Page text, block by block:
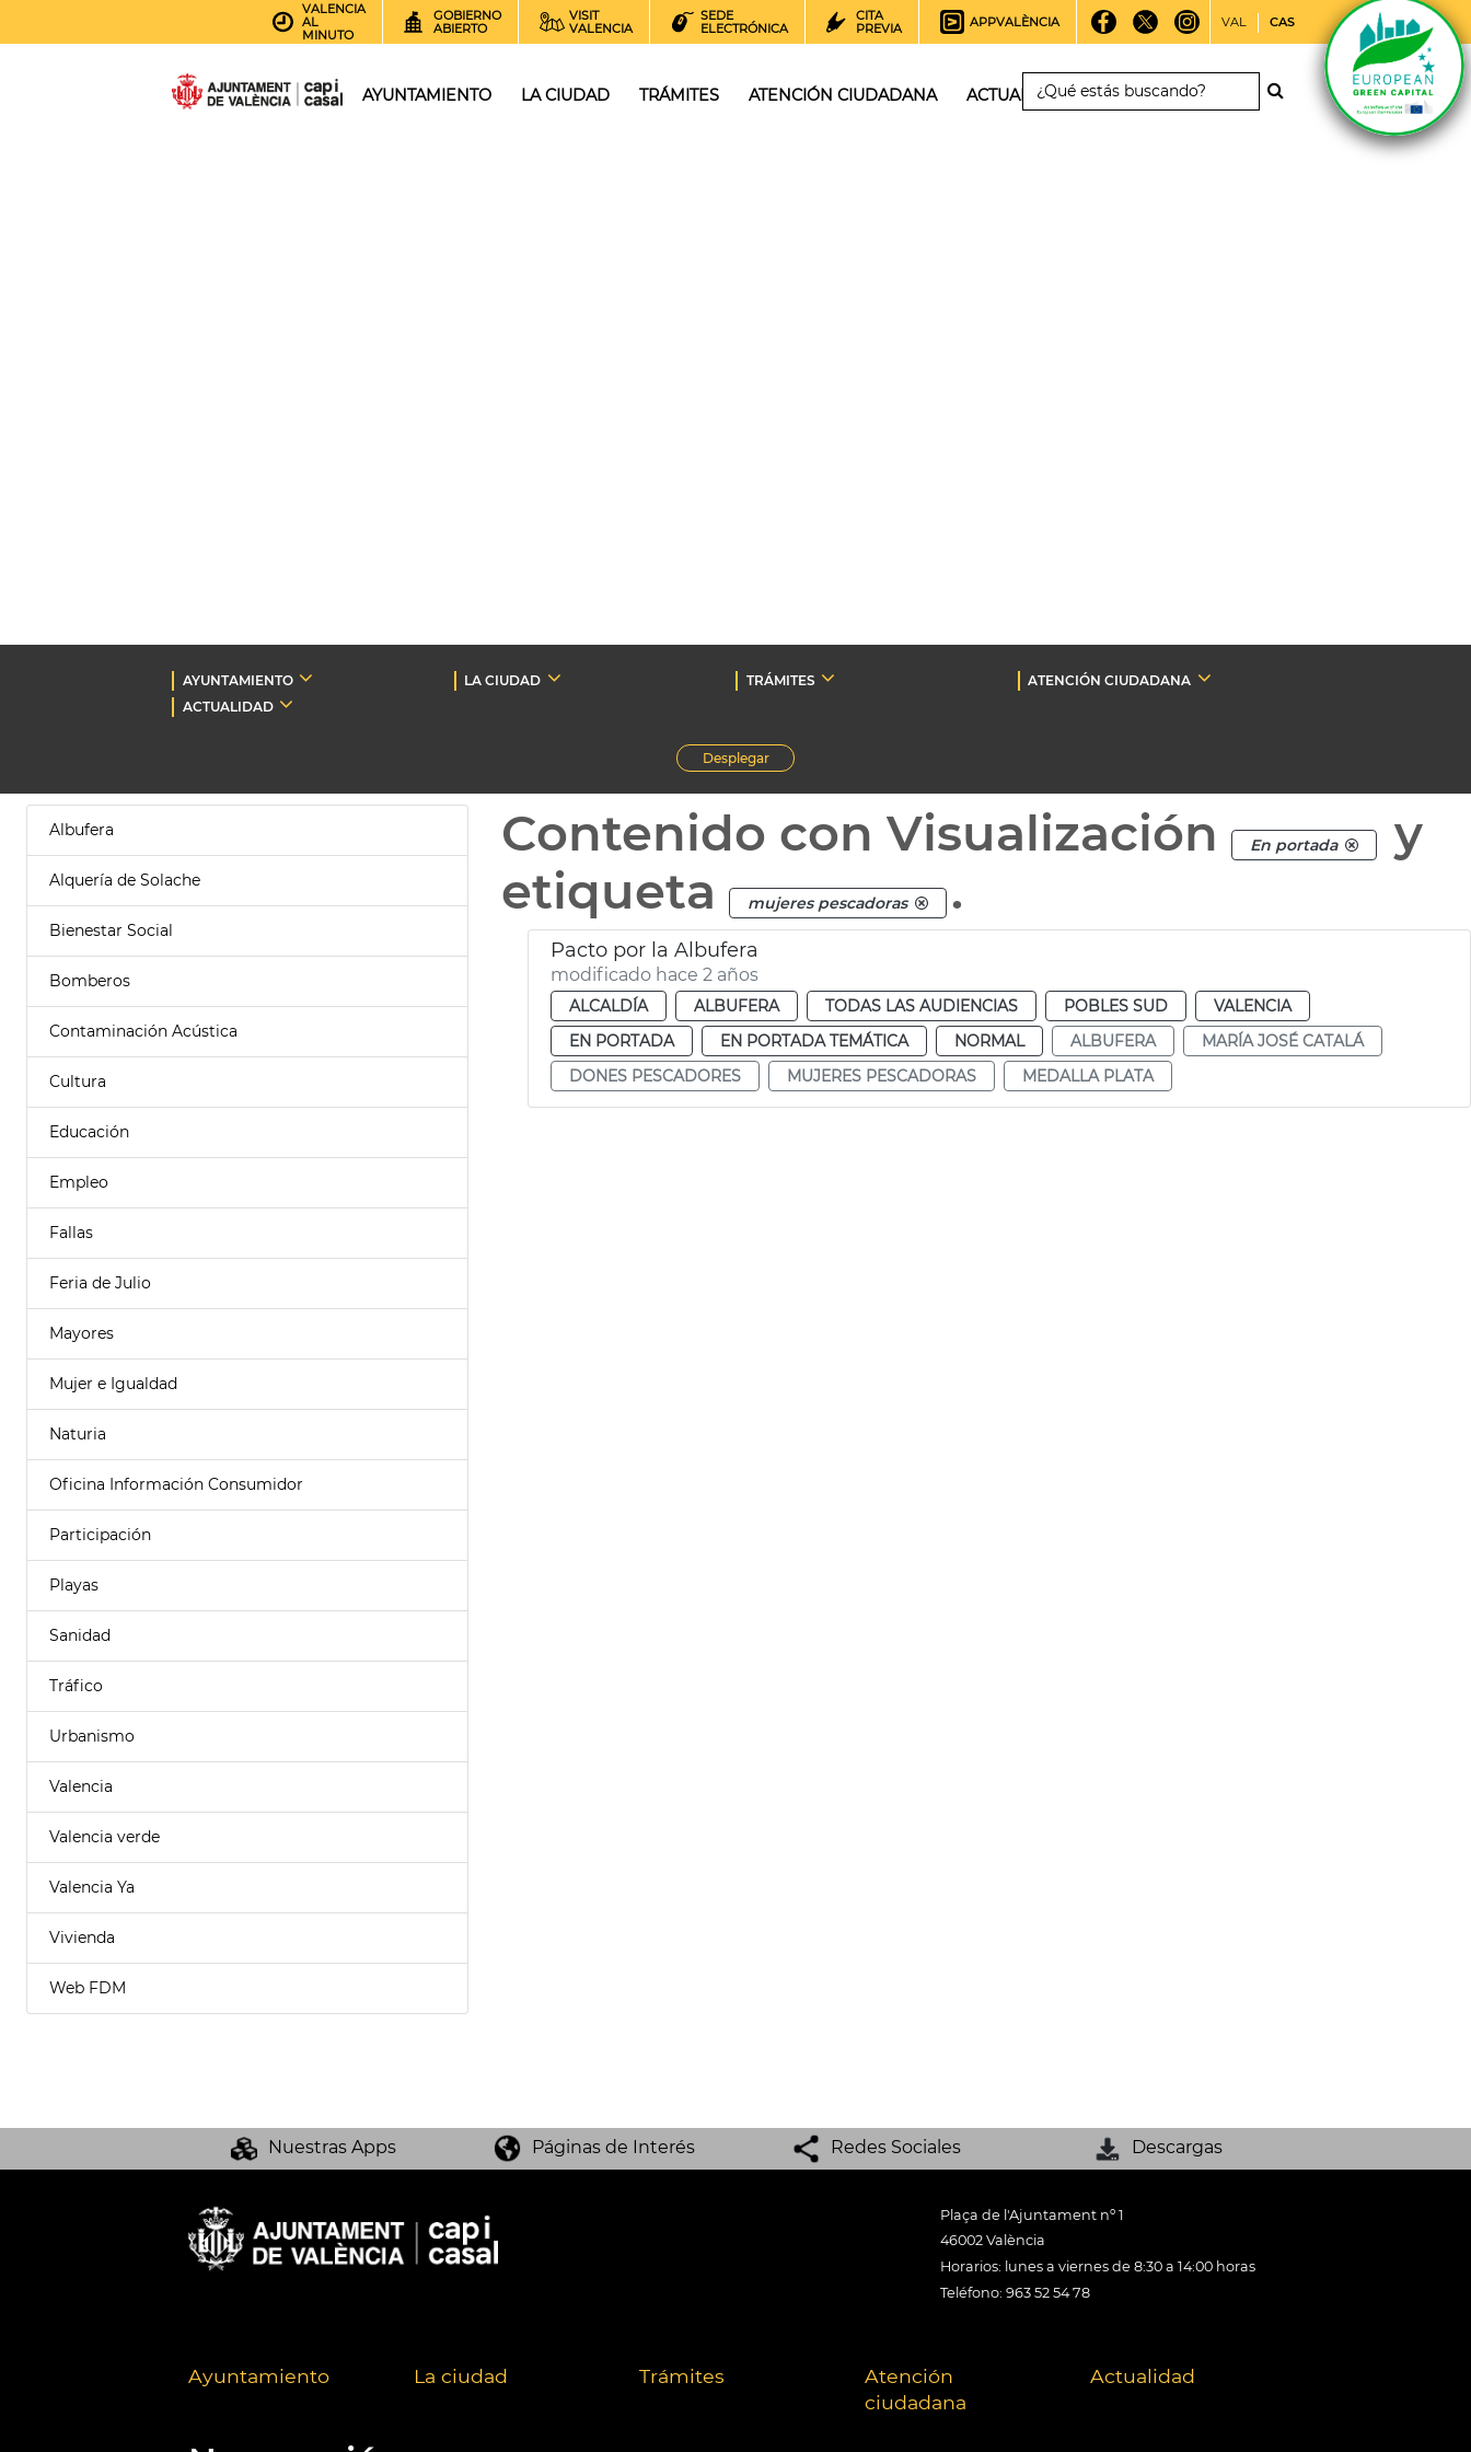
VALENCIA
AL
MINUTO
GOBIERNO
ABIERTO
VISIT
VALENCIA
SEDE
ELECTRÓNICA
CITA
PREVIA
APPVALÈNCIA VAL CAS
AYUNTAMIENTO LA CIUDAD TRÁMITES ATENCIÓN CIUDADANA ACTUALIDAD
AYUNTAMIENTO LA CIUDAD TRÁMITES
ATENCIÓN CIUDADANA
ACTUALIDAD
Desplegar
Albufera
Alquería de Solache
Bienestar Social
Bomberos
Contaminación Acústica
Cultura
Educación
Empleo
Fallas
Feria de Julio
Mayores
Mujer e Igualdad
Naturia
Oficina Información Consumidor
Participación
Playas
Sanidad
Tráfico
Urbanismo
Valencia
Valencia verde
Valencia Ya
Vivienda
Web FDM
Contenido con Visualización En portada
y
etiqueta
mujeres pescadoras .
Pacto por la Albufera
modificado hace 2 años
ALCALDÍA ALBUFERA TODAS LAS AUDIENCIAS POBLES SUD
VALENCIA
EN PORTADA
EN PORTADA TEMÁTICA NORMAL ALBUFERA
MARÍA JOSÉ CATALÁ
DONES PESCADORES
MUJERES PESCADORAS MEDALLA PLATA
Nuestras Apps Páginas de Interés Redes Sociales Descargas
Plaça de l'Ajuntament nº 1
46002 València
Horarios: lunes a viernes de 8:30 a 14:00 horas
Teléfono: 963 52 54 78
Ayuntamiento La ciudad Trámites
Atención
ciudadana
Actualidad